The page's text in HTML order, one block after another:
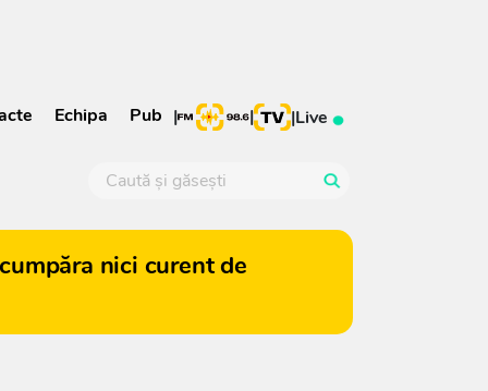
Echipa Pub | | |Live
nici curent de